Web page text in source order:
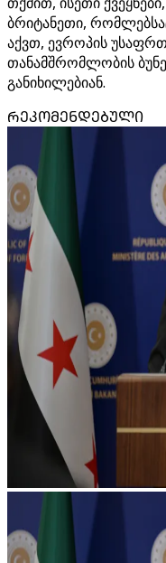
ბრიტანეთი,
აქვთ, ევროპის
თანამშრომლობის
განიხილებიან.
ᲠᲔᲙᲝᲛᲔᲜᲓᲔᲑᲣᲚᲘ